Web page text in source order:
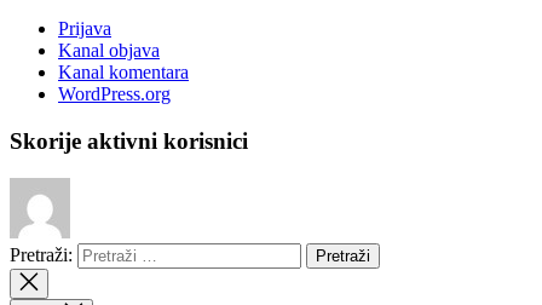
Prijava
Kanal objava
Kanal komentara
WordPress.org
Skorije aktivni korisnici
Pretraži: